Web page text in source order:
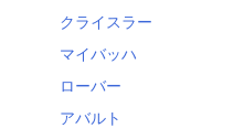
クライスラー
マイバッハ
ローバー
アバルト